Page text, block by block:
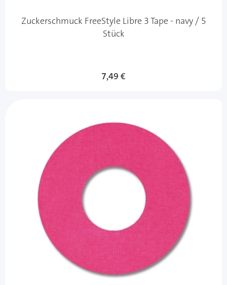
Zuckerschmuck FreeStyle Libre 3 Tape - navy / 5
Stück
7,49 €